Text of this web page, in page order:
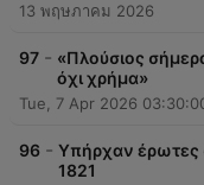
13 พฤษภาคม 2026
97 - «Πλούσιος
όχι χρήμα»
Tue, 7 Apr 2026
96 - Υπήρχαν έρωτες
1821